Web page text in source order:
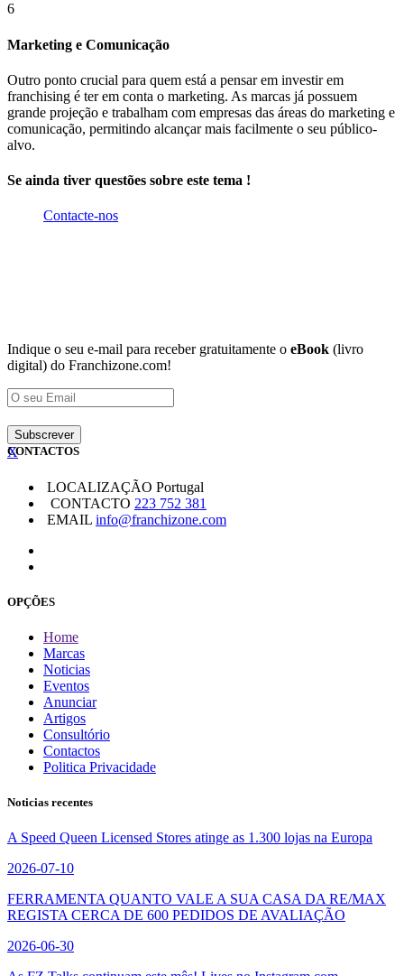
6
Marketing e Comunicação
Outro ponto crucial para quem está a pensar em investir em
franchising é ter em conta o marketing. As marcas já possuem
grande projeção e trabalham com empresas das áreas do marketing e
comunicação, permitindo alcançar mais facilmente o seu público-
alvo.
Se ainda tiver questões sobre este tema !
Contacte-nos
Indique o seu e-mail para receber gratuitamente o eBook (livro
digital) do Franchizone.com!
X
CONTACTOS
LOCALIZAÇÃO Portugal
CONTACTO 223 752 381
EMAIL info@franchizone.com
OPÇÕES
Home
Marcas
Noticias
Eventos
Anunciar
Artigos
Consultório
Contactos
Politica Privacidade
Noticias recentes
A Speed Queen Licensed Stores atinge as 1.300 lojas na Europa
2026-07-10
FERRAMENTA QUANTO VALE A SUA CASA DA RE/MAX
REGISTA CERCA DE 600 PEDIDOS DE AVALIAÇÃO
2026-06-30